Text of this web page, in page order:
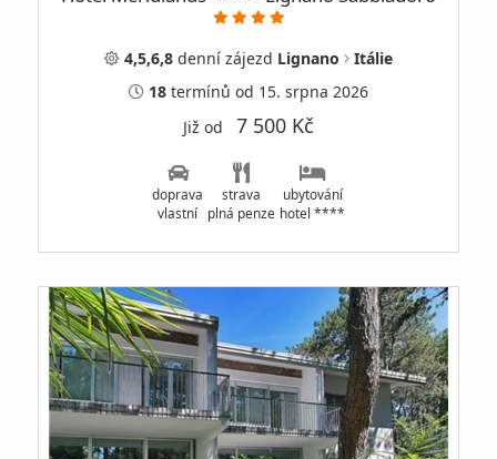
4,5,6,8 denní zájezd Lignano
Itálie
18 termínů od 15. srpna 2026
Již od 7 500 Kč
doprava
vlastní
strava
plná penze
ubytování
hotel ****